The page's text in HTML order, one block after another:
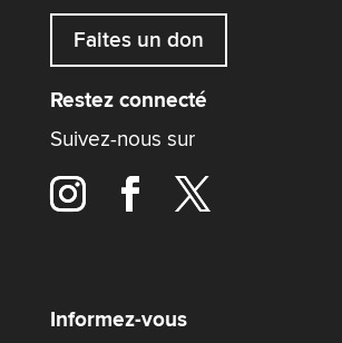
Faites un don
Restez connecté
Suivez-nous sur
Informez-vous